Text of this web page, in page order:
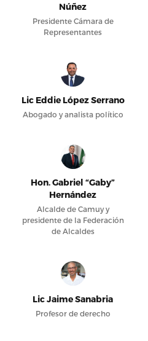
Núñez
Presidente Cámara de
Representantes
Lic Eddie López Serrano
Abogado y analista político
Hon. Gabriel “Gaby”
Hernández
Alcalde de Camuy y
presidente de la Federación
de Alcaldes
Lic Jaime Sanabria
Profesor de derecho